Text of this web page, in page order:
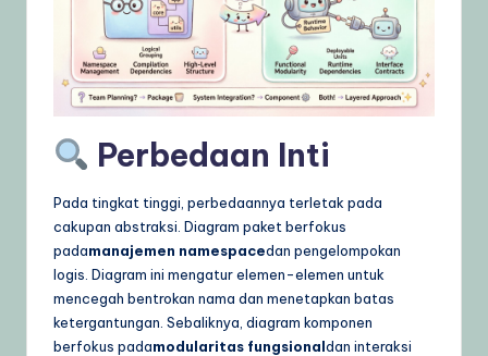
U
p
Perbedaan Inti
Pada tingkat tinggi, perbedaannya terletak pada
cakupan abstraksi. Diagram paket berfokus
padamanajemen namespacedan pengelompokan
logis. Diagram ini mengatur elemen-elemen untuk
mencegah bentrokan nama dan menetapkan batas
ketergantungan. Sebaliknya, diagram komponen
berfokus padamodularitas fungsionaldan interaksi